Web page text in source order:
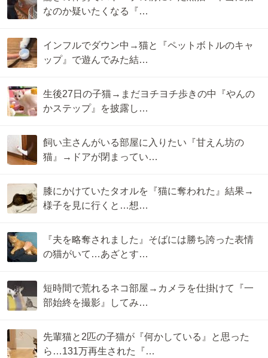
なのか疑いたくなる『…
インフルでダウン中→猫と『ペットボトルのキャ
ップ』で遊んでみた結…
生後27日の子猫→まだヨチヨチ歩きの中『やんの
かステップ』を披露し…
飼い主さんがいる部屋に入りたい『甘えん坊の
猫』→ドアが閉まってい…
膝にかけていたタオルを『猫に奪われた』結果→
様子を見に行くと…想…
『夫を略奪されました』そばには勝ち誇った表情
の猫がいて…あざとす…
短時間で荒れるネコ部屋→カメラを仕掛けて『一
部始終を撮影』してみ…
先輩猫と2匹の子猫が『何かしている』と思った
ら…131万再生された『…